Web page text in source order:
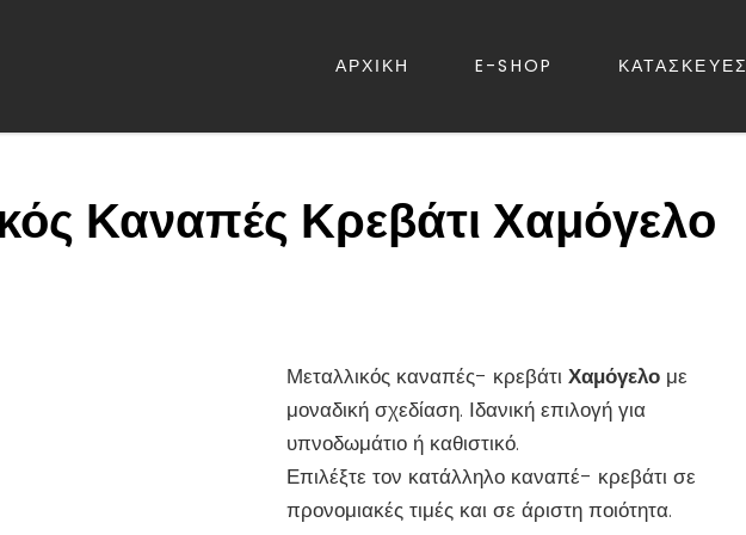
ΑΡΧΙΚΗ E-SHOP ΚΑΤΑΣΚΕΥΕΣ
Καναπές Κρεβάτι Χαμόγελο
Μεταλλικός καναπές- κρεβάτιΧαμόγελο με
μοναδική σχεδίαση. Ιδανική επιλογή για
υπνοδωμάτιο ή καθιστικό.
Επιλέξτε τον κατάλληλο καναπέ- κρεβάτι σε
προνομιακές τιμές και σε άριστη ποιότητα.